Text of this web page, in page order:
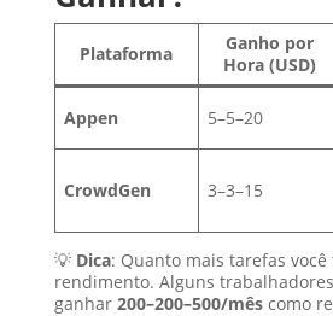
Plataforma
Ganho por
Hora (USD)
Appen 5–5–20
CrowdGen 3–3–15
💡 Dica: Quanto mais tarefas
rendimento. Alguns
ganhar 200–200–500/mêscomo